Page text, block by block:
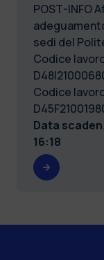
POST-INFO
sedi del
Codice
Codice
Data
16:18